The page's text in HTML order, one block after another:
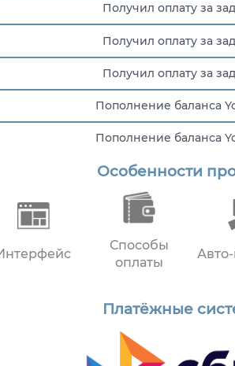
Получил оплату за
Получил оплату за
Получил оплату за
Пополнение баланса
Пополнение баланса
Пополнение баланса
Особенности
Способы
оплаты
Платёжные